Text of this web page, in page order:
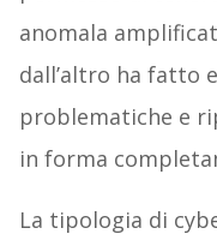
anomala
dall’altro ha fatto
problematiche e
in forma
La tipologia di